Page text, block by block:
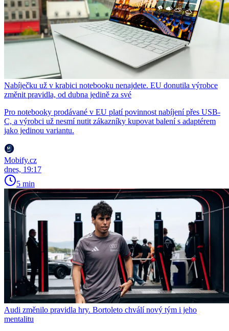
Nabíječku už v krabici notebooku nenajdete. EU donutila výrobce
změnit pravidla, od dubna jedině za své
Pro notebooky prodávané v EU platí povinnost nabíjení přes USB-
C, a výrobci už nesmí nutit zákazníky kupovat balení s adaptérem
jako jedinou variantu.
Mobify.cz
dnes, 19:17
5 min
Audi změnilo pravidla hry. Bortoleto chválí nový tým i jeho
mentalitu